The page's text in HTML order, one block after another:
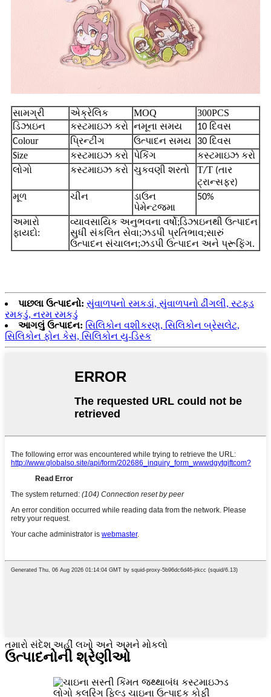
સામગ્રી એક્રેલિક MOQ
300PCS
ડિઝાઇન
કસ્ટમાઇઝ કરો નમૂના સમય
10 દિવસ
Colour પ્રિન્ટીંગ ઉત્પાદન સમય
30 દિવસ
Size કસ્ટમાઇઝ કરો પેકિંગ
કસ્ટમાઇઝ કરો
લોગો
કસ્ટમાઇઝ કરો ચુકવણી શરતો T/T (તાર
ટ્રાન્સફર)
મૂળ ચીન
ડાઉન
પેમેન્ટજમા
50%
અમારો
ફાયદો:
વ્યાવસાયિક અનુભવના વર્ષો;ડિઝાઇનથી ઉત્પાદન
સુધી સંકલિત સેવા;ઝડપી પ્રતિભાવ;સારું
ઉત્પાદન સંચાલન;ઝડપી ઉત્પાદન અને પ્રૂફિંગ.
પાછલા ઉત્પાદનો: સુંવાળપનો રમકડાં, સુંવાળપનો ઢીંગલી, સ્ટફ્ડ
રમકડું, નરમ રમકડું
આગલું ઉત્પાદન: સિલિકોન વશીકરણ, સિલિકોન બ્રેસલેટ,
સિલિકોન ફોન કેસ, સિલિકોન યુ-ડિસ્ક
તમારો સંદેશ અહીં લખો અને અમને મોકલો
ઉત્પાદનોની શ્રેણીઓ